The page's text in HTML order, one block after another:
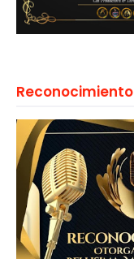
Reconocimiento